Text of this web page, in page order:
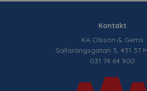
Kontakt
KA Olsson & Gems
Sallarängsgatan 3, 431 37
031 74 64 900